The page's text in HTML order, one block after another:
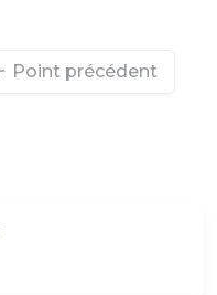
Point précédent